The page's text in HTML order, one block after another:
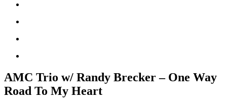
AMC Trio w/ Randy Brecker – One Way
Road To My Heart